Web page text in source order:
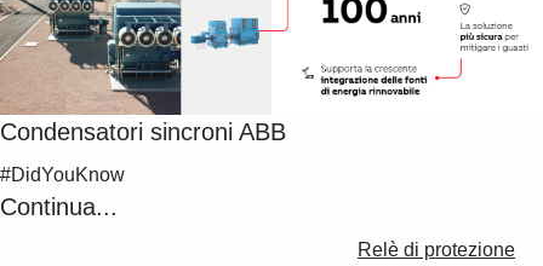
Condensatori sincroni ABB
#DidYouKnow
Continua...
Relè di protezione